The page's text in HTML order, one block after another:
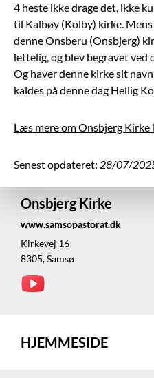
4 heste ikke drage det, ikke
til Kalbøy (Kolby) kirke.
denne Onsberu (Onsbjerg)
lettelig, og blev begravet ved
Og haver denne kirke sit
kaldes på denne dag Hellig
Læs mere om Onsbjerg Kirke
Senest opdateret: 28/07/
Onsbjerg Kirke
www.samsopastorat.dk
Kirkevej 16
8305, Samsø
HJEMMESIDE